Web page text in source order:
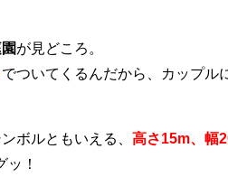
が見どころ。
でついてくるんだから、カップル
ボルともいえる、 高さ15m、幅
！